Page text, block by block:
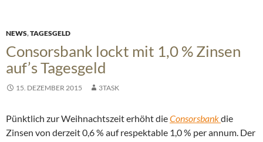
NEWS,TAGESGELD
Consorsbank lockt mit 1,0 % Zinsen
auf’s Tagesgeld
15. DEZEMBER 2015 3TASK
Pünktlich zur Weihnachtszeit erhöht dieConsorsbankdie
Zinsen von derzeit 0,6 % auf respektable 1,0 % per annum. Der